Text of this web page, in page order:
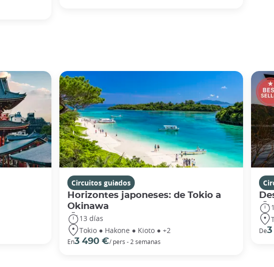
Circuitos guiados
Horizontes japoneses: de Tokio a
Okinawa
13 días
Tokio ● Hakone ● Kioto ● +2
En3 490 €/ pers - 2 semanas
De